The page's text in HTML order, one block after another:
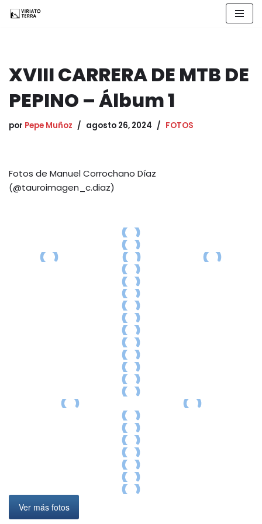
XVIII CARRERA DE MTB DE
PEPINO – Álbum 1
por Pepe Muñoz agosto 26, 2024 FOTOS
Fotos de Manuel Corrochano Díaz
(@tauroimagen_c.diaz)
Ver más fotos